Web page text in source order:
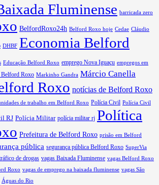
Fluminense barricada zero
BelfordRoxo24h Belford Roxo hoje Cedae Cláudio
DHBF Economia Belford
Educação Belford Roxo emprego Nova Iguaçu empregos em
Belford Roxo Markinho Gandra Márcio Canella
Roxo notícias de Belford Roxo
de trabalho em Belford Roxo Polícia Civil Polícia Civil
RJ Polícia Militar polícia militar rj Política
Prefeitura de Belford Roxo prisão em Belford
pública segurança pública Belford Roxo SuperVia
de drogas vagas Baixada Fluminense vagas Belford Roxo
Roxo vagas de emprego na baixada fluminense vagas São
Águas do Rio